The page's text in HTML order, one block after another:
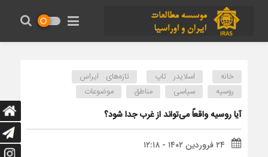
خانه اسلایدر تاپ
تازه‌های ایراس
روسیه
سیاسی مناطق موضوعات
آیا روسیه واقعاً‌ می‌تواند از غرب جدا شود؟
۲۴ فروردین ۱۴۰۲ - ۱۲:۱۸